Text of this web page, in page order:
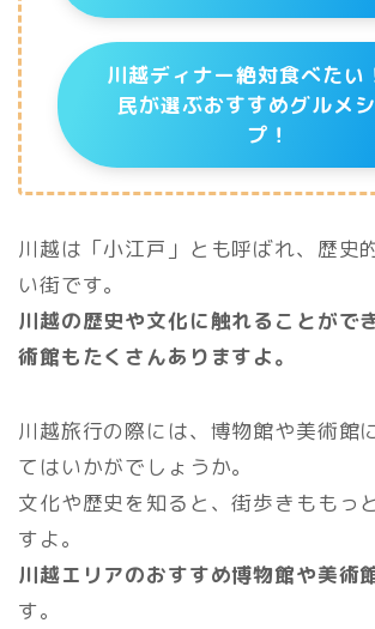
川越ディナー絶対食べたい
民が選ぶおすすめグルメ
プ！
川越は「小江戸」とも呼ばれ、歴史
い街です。
川越の歴史や文化に触れることがで
術館もたくさんありますよ。
川越旅行の際には、博物館や美術館
てはいかがでしょうか。
文化や歴史を知ると、街歩きももっ
すよ。
川越エリアのおすすめ博物館や美術
す。